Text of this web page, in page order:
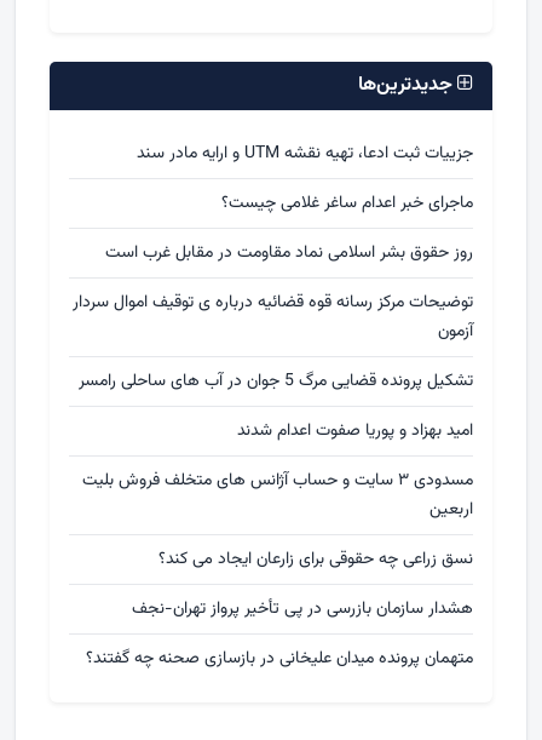
جدیدترین‌ها
جزییات ثبت ادعا، تهیه نقشه UTM و ارایه مادر سند
ماجرای خبر اعدام ساغر غلامی چیست؟
روز حقوق بشر اسلامی نماد مقاومت در مقابل غرب است
توضیحات مرکز رسانه قوه قضائیه درباره ی توقیف اموال سردار
آزمون
تشکیل پرونده قضایی مرگ 5 جوان در آب های ساحلی رامسر
امید بهزاد و پوریا صفوت اعدام شدند
مسدودی ۳ سایت و حساب آژانس های متخلف فروش بلیت
اربعین
نسق زراعی چه حقوقی برای زارعان ایجاد می کند؟
هشدار سازمان بازرسی در پی تأخیر پرواز تهران-نجف
متهمان پرونده میدان علیخانی در بازسازی صحنه چه گفتند؟